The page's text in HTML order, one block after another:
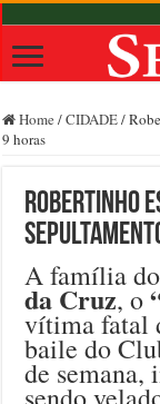
Home /CIDADE/
9 horas
Robertinho
A família
da Cruz, o
vítima fatal
baile do
de semana,